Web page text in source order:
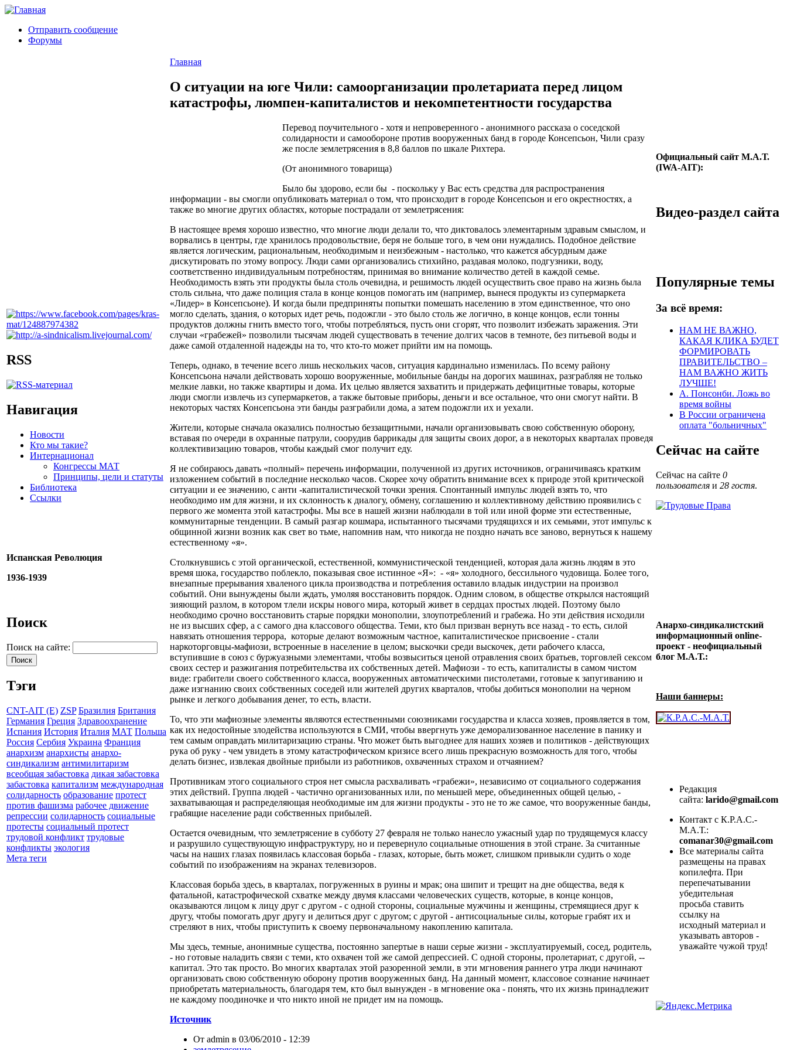
Отправить сообщение
Форумы
RSS
Навигация
Новости
Кто мы такие?
Интернационал
Конгрессы МАТ
Принципы, цели и статуты
Библиотека
Ссылки
Испанская Революция
1936-1939
Поиск
Поиск на сайте:
Тэги
CNT-AIT (E) ZSP Бразилия Британия
Германия Греция Здравоохранение
Испания История Италия МАТ Польша
Россия Сербия Украина Франция
анархизм анархисты анархо-
синдикализм антимилитаризм
всеобщая забастовка дикая забастовка
забастовка капитализм международная
солидарность образование протест
против фашизма рабочее движение
репрессии солидарность социальные
протесты социальный протест
трудовой конфликт трудовые
конфликты экология
Мета теги
Главная
О ситуации на юге Чили: самоорганизации пролетариата перед лицом
катастрофы, люмпен-капиталистов и некомпетентности государства
Перевод поучительного - хотя и непроверенного - анонимного рассказа о соседской
солидарности и самообороне против вооруженных банд в городе Консепсьон, Чили сразу
же после землетрясения в 8,8 баллов по шкале Рихтера.
(От анонимного товарища)
Было бы здорово, если бы - поскольку у Вас есть средства для распространения
информации - вы смогли опубликовать материал о том, что происходит в городе Консепсьон и его окрестностях, а
также во многие других областях, которые пострадали от землетрясения:
В настоящее время хорошо известно, что многие люди делали то, что диктовалось элементарным здравым смыслом, и
ворвались в центры, где хранилось продовольствие, беря не больше того, в чем они нуждались. Подобное действие
является логическим, рациональным, необходимым и неизбежным - настолько, что кажется абсурдным даже
дискутировать по этому вопросу. Люди сами организовались стихийно, раздавая молоко, подгузники, воду,
соответственно индивидуальным потребностям, принимая во внимание количество детей в каждой семье.
Необходимость взять эти продукты была столь очевидна, и решимость людей осуществить свое право на жизнь была
столь сильна, что даже полиция стала в конце концов помогать им (например, вынеся продукты из супермаркета
«Лидер» в Консепсьоне). И когда были предприняты попытки помешать населению в этом единственное, что оно
могло сделать, здания, о которых идет речь, подожгли - это было столь же логично, в конце концов, если тонны
продуктов должны гнить вместо того, чтобы потребляться, пусть они сгорят, что позволит избежать заражения. Эти
случаи «грабежей» позволили тысячам людей существовать в течение долгих часов в темноте, без питьевой воды и
даже самой отдаленной надежды на то, что кто-то может прийти им на помощь.
Теперь, однако, в течение всего лишь нескольких часов, ситуация кардинально изменилась. По всему району
Консепсьона начали действовать хорошо вооруженные, мобильные банды на дорогих машинах, разграбляя не только
мелкие лавки, но также квартиры и дома. Их целью является захватить и придержать дефицитные товары, которые
люди смогли извлечь из супермаркетов, а также бытовые приборы, деньги и все остальное, что они смогут найти. В
некоторых частях Консепсьона эти банды разграбили дома, а затем подожгли их и уехали.
Жители, которые сначала оказались полностью беззащитными, начали организовывать свою собственную оборону,
вставая по очереди в охранные патрули, соорудив баррикады для защиты своих дорог, а в некоторых кварталах проведя
коллективизацию товаров, чтобы каждый смог получит еду.
Я не собираюсь давать «полный» перечень информации, полученной из других источников, ограничиваясь кратким
изложением событий в последние несколько часов. Скорее хочу обратить внимание всех к природе этой критической
ситуации и ее значению, с анти -капиталистической точки зрения. Спонтанный импульс людей взять то, что
необходимо им для жизни, и их склонность к диалогу, обмену, соглашению и коллективному действию проявились с
первого же момента этой катастрофы. Мы все в нашей жизни наблюдали в той или иной форме эти естественные,
коммунитарные тенденции. В самый разгар кошмара, испытанного тысячами трудящихся и их семьями, этот импульс к
общинной жизни возник как свет во тьме, напомнив нам, что никогда не поздно начать все заново, вернуться к нашему
естественному «я».
Столкнувшись с этой органической, естественной, коммунистической тенденцией, которая дала жизнь людям в это
время шока, государство поблекло, показывая свое истинное «Я»: - «я» холодного, бессильного чудовища. Более того,
внезапные прерывания хваленого цикла производства и потребления оставило владык индустрии на произвол
событий. Они вынуждены были ждать, умоляя восстановить порядок. Одним словом, в обществе открылся настоящий
зияющий разлом, в котором тлели искры нового мира, который живет в сердцах простых людей. Поэтому было
необходимо срочно восстановить старые порядки монополии, злоупотреблений и грабежа. Но эти действия исходили
не из высших сфер, а с самого дна классового общества. Теми, кто был призван вернуть все назад - то есть, силой
навязать отношения террора, которые делают возможным частное, капиталистическое присвоение - стали
наркоторговцы-мафиози, встроенные в население в целом; выскочки среди выскочек, дети рабочего класса,
вступившие в союз с буржуазными элементами, чтобы возвыситься ценой отравления своих братьев, торговлей сексом
своих сестер и раэжигания потребительства их собственных детей. Мафиози - то есть, капиталисты в самом чистом
виде: грабители своего собственного класса, вооруженных автоматическими пистолетами, готовые к запугиванию и
даже изгнанию своих собственных соседей или жителей других кварталов, чтобы добиться монополии на черном
рынке и легкого добывания денег, то есть, власти.
То, что эти мафиозные элементы являются естественными союзниками государства и класса хозяев, проявляется в том,
как их недостойные злодейства используются в СМИ, чтобы ввергнуть уже деморализованное население в панику и
тем самым оправдать милитаризацию страны. Что может быть выгоднее для наших хозяев и политиков - действующих
рука об руку - чем увидеть в этому катастрофическом кризисе всего лишь прекрасную возможность для того, чтобы
делать бизнес, извлекая двойные прибыли из работников, охваченных страхом и отчаянием?
Противникам этого социального строя нет смысла расхваливать «грабежи», независимо от социального содержания
этих действий. Группа людей - частично организованных или, по меньшей мере, объединенных общей целью, -
захватывающая и распределяющая необходимые им для жизни продукты - это не то же самое, что вооруженные банды,
грабящие население ради собственных прибылей.
Остается очевидным, что землетрясение в субботу 27 февраля не только нанесло ужасный удар по трудящемуся классу
и разрушило существующую инфраструктуру, но и перевернуло социальные отношения в этой стране. За считанные
часы на наших глазах появилась классовая борьба - глазах, которые, быть может, слишком привыкли судить о ходе
событий по изображениям на экранах телевизоров.
Классовая борьба здесь, в кварталах, погруженных в руины и мрак; она шипит и трещит на дне общества, ведя к
фатальной, катастрофической схватке между двумя классами человеческих существ, которые, в конце концов,
оказываются лицом к лицу друг с другом - с одной стороны, социальные мужчины и женщины, стремящиеся друг к
другу, чтобы помогать друг другу и делиться друг с другом; с другой - антисоциальные силы, которые грабят их и
стреляют в них, чтобы приступить к своему первоначальному накоплению капитала.
Мы здесь, темные, анонимные существа, постоянно запертые в наши серые жизни - эксплуатируемый, сосед, родитель,
- но готовые наладить связи с теми, кто охвачен той же самой депрессией. С одной стороны, пролетариат, с другой, --
капитал. Это так просто. Во многих кварталах этой разоренной земли, в эти мгновения раннего утра люди начинают
организовать свою собственную оборону против вооруженных банд. На данный момент, классовое сознание начинает
приобретать материальность, благодаря тем, кто был вынужден - в мгновение ока - понять, что их жизнь принадлежит
не каждому поодиночке и что никто иной не придет им на помощь.
Источник
От admin в 03/06/2010 - 12:39
Официальный сайт М.А.Т.
(IWA-AIT):
Видео-раздел сайта
Популярные темы
За всё время:
НАМ НЕ ВАЖНО,
КАКАЯ КЛИКА БУДЕТ
ФОРМИРОВАТЬ
ПРАВИТЕЛЬСТВО –
НАМ ВАЖНО ЖИТЬ
ЛУЧШЕ!
А. Понсонби. Ложь во
время войны
В России ограничена
оплата "больничных"
Сейчас на сайте
Сейчас на сайте 0
пользователя и 28 гостя.
Анархо-синдикалистский
информационный online-
проект - неофициальный
блог М.А.Т.:
Наши баннеры:
Редакция
сайта: larido@gmail.com
Контакт с К.Р.А.С.-
М.А.Т.:
comanar30@gmail.com
Все материалы сайта
размещены на правах
копилефта. При
перепечатывании
убедительная
просьба ставить
ссылку на
исходный материал и
указывать авторов -
уважайте чужой труд!